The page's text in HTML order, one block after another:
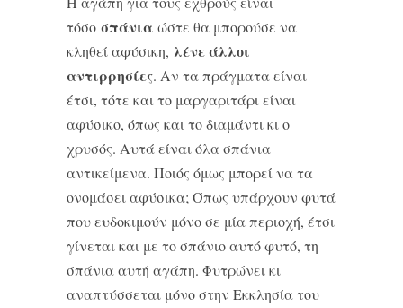
τόσο σπάνια ώστε θα μπορούσε να
κληθεί αφύσικη, λένε άλλοι
αντιρρησίες. Αν τα πράγματα είναι
έτσι, τότε και το μαργαριτάρι είναι
αφύσικο, όπως και το διαμάντι κι ο
χρυσός. Αυτά είναι όλα σπάνια
αντικείμενα. Ποιός όμως μπορεί να τα
ονομάσει αφύσικα; Όπως υπάρχουν φυτά
που ευδοκιμούν μόνο σε μία περιοχή, έτσι
γίνεται και με το σπάνιο αυτό φυτό, τη
σπάνια αυτή αγάπη. Φυτρώνει κι
αναπτύσσεται μόνο στην Εκκλησία του